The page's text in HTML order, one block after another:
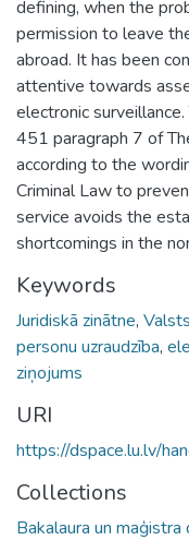
defining, when the
permission to leave
abroad. It has been
attentive towards
electronic
451 paragraph 7 of
according to the
Criminal Law to
service avoids the
shortcomings in the
Keywords
Juridiskā zinātne,
personu uzraudzība,
ziņojums
URI
https://dspace.lu.lv/
Collections
Bakalaura un